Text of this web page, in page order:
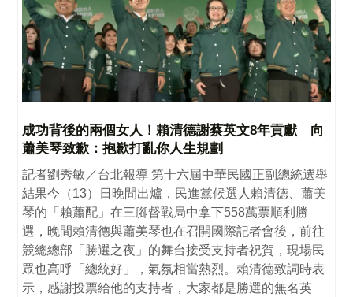
成功背後的兩個女人！賴清德謝蔡英文8年貢獻 向
蕭美琴致歉：抱歉打亂你人生規劃
記者劉秀敏／台北報導 第十六屆中華民國正副總統選舉
結果今（13）日晚間出爐，民進黨候選人賴清德、蕭美
琴的「賴蕭配」在三腳督戰局中拿下558萬票順利勝
選，晚間賴清德與蕭美琴也在召開國際記者會後，前往
競總總部「勝選之夜」的舞台接受支持者祝賀，現場民
眾也高呼「總統好」，氣氛相當熱烈。賴清德致詞時表
示，感謝投票給他的支持者，大家都是勝選的無名英